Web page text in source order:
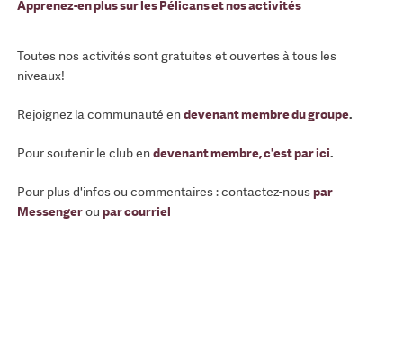
Apprenez-en plus sur les Pélicans et nos activités
Toutes nos activités sont gratuites et ouvertes à tous les
niveaux!
Rejoignez la communauté endevenant membre du groupe.
Pour soutenir le club endevenant membre, c'est par ici.
Pour plus d'infos ou commentaires : contactez-nouspar
Messengerou par courriel